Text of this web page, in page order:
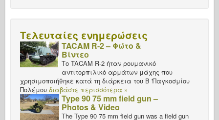
Τελευταίες ενημερώσεις
TACAM R-2 – Φώτο &
Βίντεο
Το TACAM R-2 ήταν ρουμανικό
αντιτορπιλικό αρμάτων μάχης που
χρησιμοποιήθηκε κατά τη διάρκεια του Β 'Παγκοσμίου
Πολέμου διαβάστε περισσότερα »
Type 90 75 mm field gun –
Photos & Video
The Type 90 75 mm field gun was a field gun